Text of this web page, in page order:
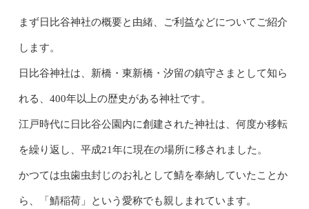
まず日比谷神社の概要と由緒、ご利益などについてご紹介
します。
日比谷神社は、新橋・東新橋・汐留の鎮守さまとして知ら
れる、400年以上の歴史がある神社です。
江戸時代に日比谷公園内に創建された神社は、何度か移転
を繰り返し、平成21年に現在の場所に移されました。
かつては虫歯虫封じのお礼として鯖を奉納していたことか
ら、「鯖稲荷」という愛称でも親しまれています。